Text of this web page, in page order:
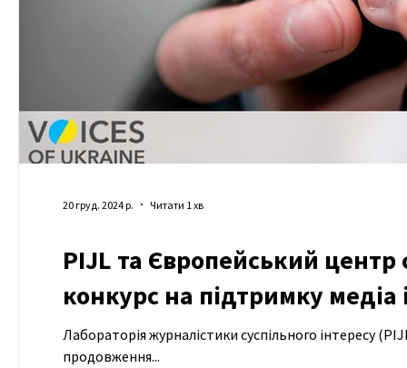
PIJL та Європейський
конкурс на підтримку медіа
Лабораторія журналістики суспільного інтересу (PIJL) спільно з Європейським центром свободи преси та медіа (ECPMF)
продовження...
20 груд. 2024 р. Читати 1 хв